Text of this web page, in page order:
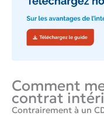
Comment
contrat
Contrairement à un